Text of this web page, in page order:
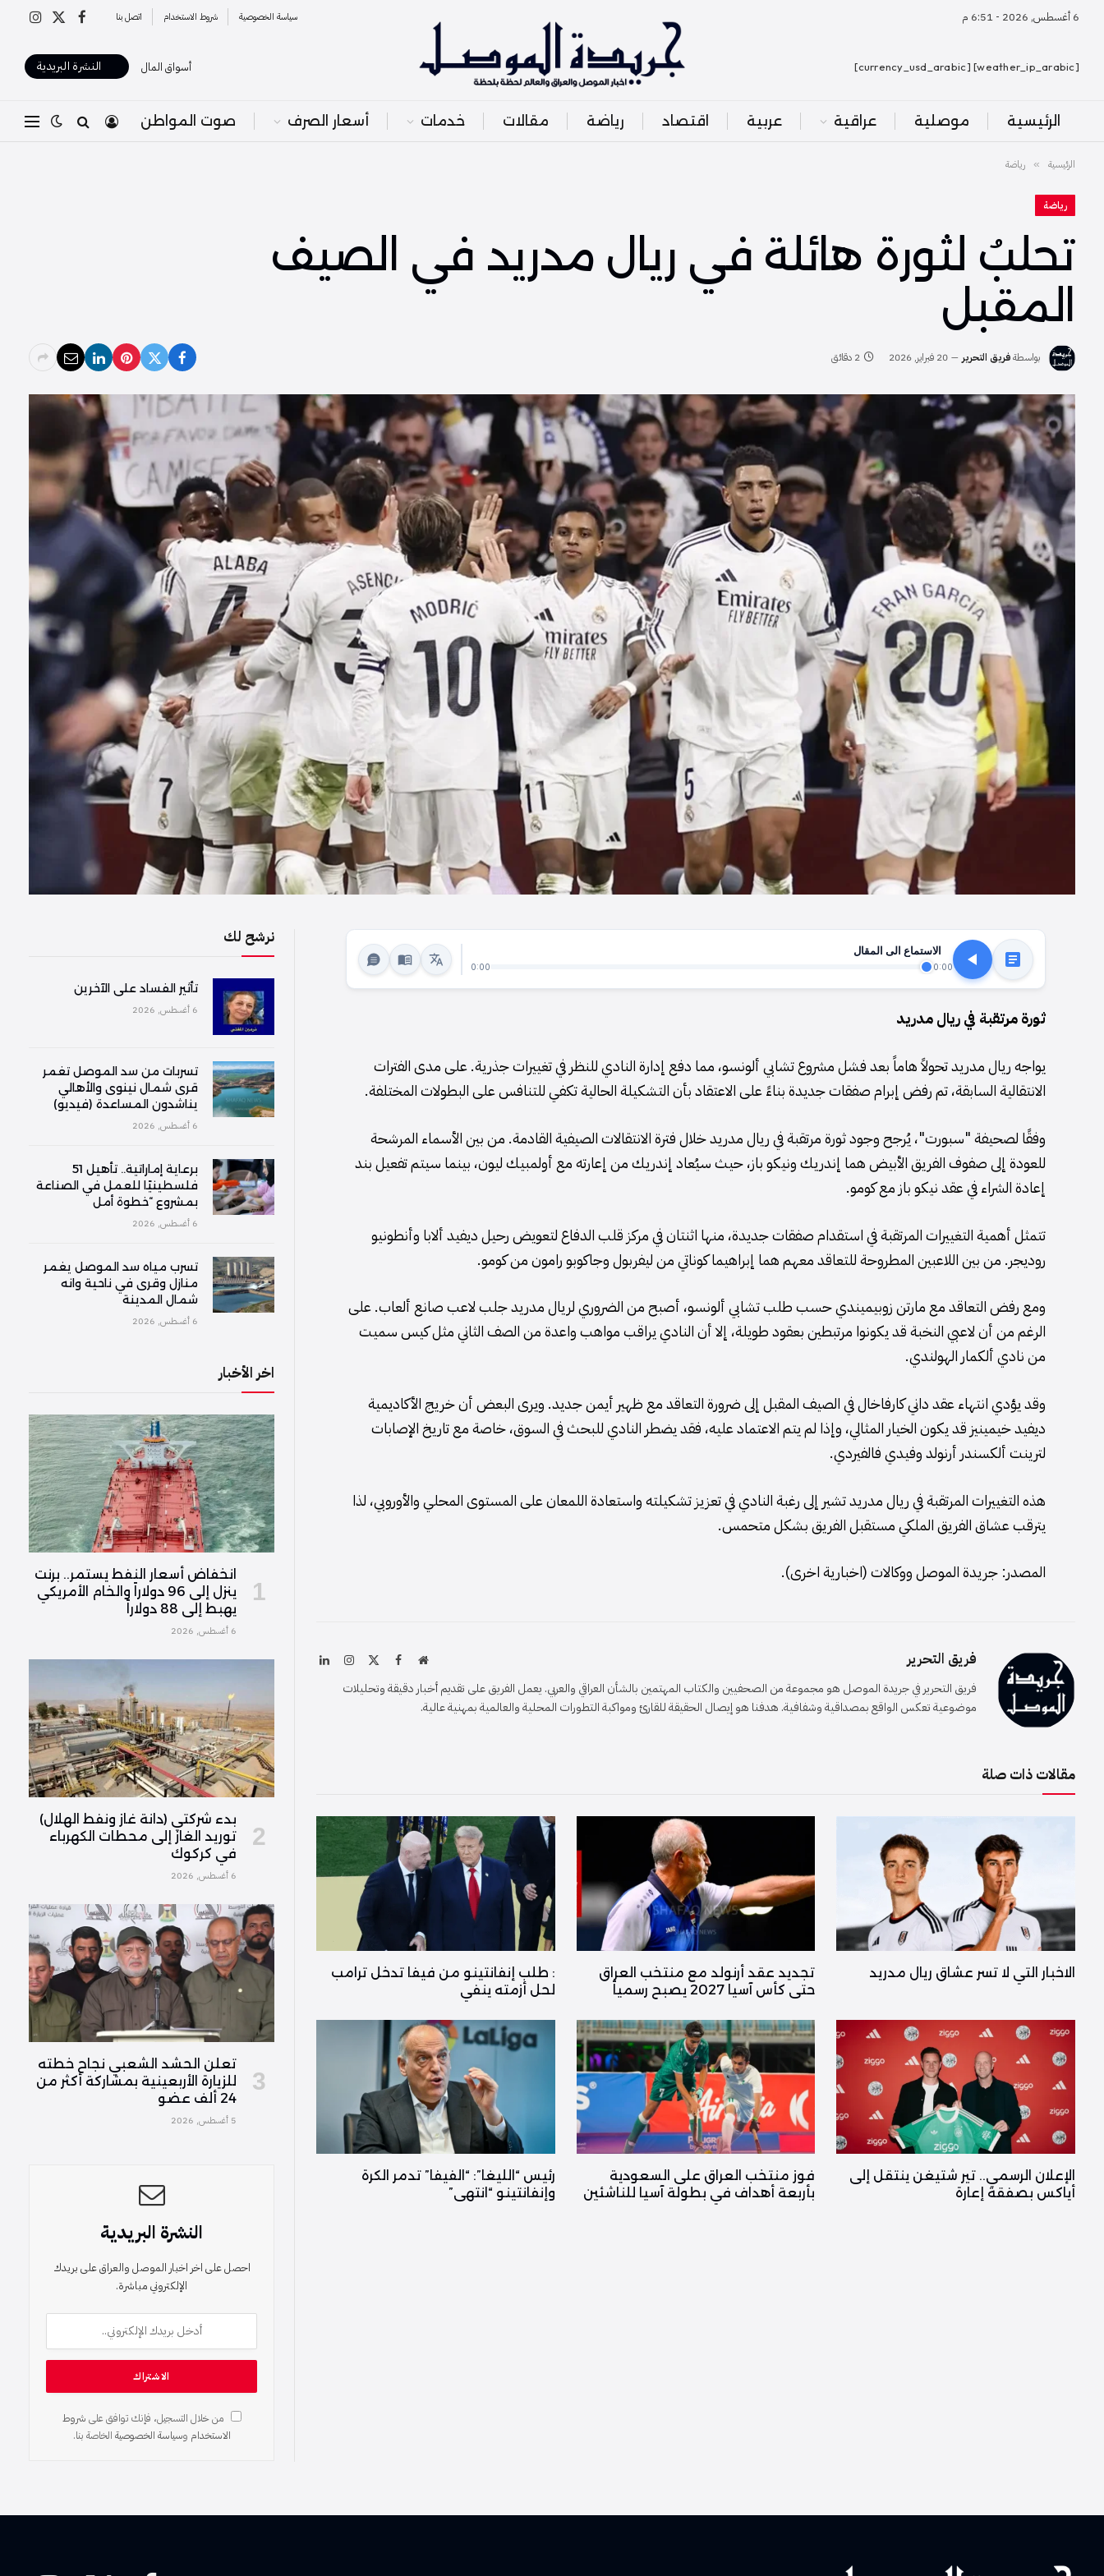
6 أغسطس, 2026 - 6:51 م سياسة الخصوصية شروط الاستخدام اتصل بنا فيسبوك
X
[weather_ip_arabic] [currency_usd_arabic] أسواق المال النشرة البريدية
الرئيسية موصلية عراقية عربية اقتصاد رياضة مقالات خدمات أسعار الصرف صوت المواطن
الرئيسية » رياضة
رياضة
تحلبُ لثورة هائلة في ريال مدريد في الصيف
المقبل
بواسطةفريق التحرير 20 فبراير, 2026 2 دقائق
الاستماع الى المقال
0:00
0:00
ثورة مرتقبة في ريال مدريد
يواجه ريال مدريد تحولاً هاماً بعد فشل مشروع تشابي ألونسو، مما دفع إدارة النادي للنظر في تغييرات جذرية. على مدى الفترات
الانتقالية السابقة، تم رفض إبرام صفقات جديدة بناءً على الاعتقاد بأن التشكيلة الحالية تكفي للتنافس على البطولات المختلفة.
وفقًا لصحيفة "سبورت"، يُرجح وجود ثورة مرتقبة في ريال مدريد خلال فترة الانتقالات الصيفية القادمة. من بين الأسماء المرشحة
للعودة إلى صفوف الفريق الأبيض هما إندريك ونيكو باز، حيث سيُعاد إندريك من إعارته مع أولمبيك ليون، بينما سيتم تفعيل بند
إعادة الشراء في عقد نيكو باز مع كومو.
تتمثل أهمية التغييرات المرتقبة في استقدام صفقات جديدة، منها اثنتان في مركز قلب الدفاع لتعويض رحيل ديفيد ألابا وأنطونيو
روديجر. من بين اللاعبين المطروحة للتعاقد معهم هما إبراهيما كوناتي من ليفربول وجاكوبو رامون من كومو.
ومع رفض التعاقد مع مارتن زوبيميندي حسب طلب تشابي ألونسو، أصبح من الضروري لريال مدريد جلب لاعب صانع ألعاب. على
الرغم من أن لاعبي النخبة قد يكونوا مرتبطين بعقود طويلة، إلا أن النادي يراقب مواهب واعدة من الصف الثاني مثل كيس سميت
من نادي ألكمار الهولندي.
وقد يؤدي انتهاء عقد داني كارفاخال في الصيف المقبل إلى ضرورة التعاقد مع ظهير أيمن جديد. ويرى البعض أن خريج الأكاديمية
ديفيد خيمينيز قد يكون الخيار المثالي، وإذا لم يتم الاعتماد عليه، فقد يضطر النادي للبحث في السوق، خاصة مع تاريخ الإصابات
لترينت ألكسندر أرنولد وفيدي فالفيردي.
هذه التغييرات المرتقبة في ريال مدريد تشير إلى رغبة النادي في تعزيز تشكيلته واستعادة اللمعان على المستوى المحلي والأوروبي، لذا
يترقب عشاق الفريق الملكي مستقبل الفريق بشكل متحمس.
المصدر: جريدة الموصل ووكالات (اخبارية اخرى).
فريق التحرير
موقعفيسبوك الانستغرام
لينكدإن
فريق التحرير في جريدة الموصل هو مجموعة من الصحفيين والكتاب المهتمين بالشأن العراقي والعربي. يعمل الفريق على تقديم أخبار دقيقة وتحليلات
موضوعية تعكس الواقع بمصداقية وشفافية. هدفنا هو إيصال الحقيقة للقارئ ومواكبة التطورات المحلية والعالمية بمهنية عالية.
مقالات ذات صلة
الاخبار التي لا تسر عشاق ريال مدريد
تجديد عقد أرنولد مع منتخب العراق
حتى كأس آسيا 2027 يصبح رسمياً
: طلب إنفانتينو من فيفا تدخل ترامب
لحل أزمته ينفي
الإعلان الرسمي.. تير شتيغن ينتقل إلى
أياكس بصفقة إعارة
فوز منتخب العراق على السعودية
بأربعة أهداف في بطولة آسيا للناشئين
رئيس “الليغا”: “الفيفا” تدمر الكرة
وإنفانتينو “انتهى”
نرشح لك
تأثير الفساد على الآخرين
6 أغسطس, 2026
تسربات من سد الموصل تغمر
قرى شمال نينوى والأهالي
يناشدون المساعدة (فيديو)
6 أغسطس, 2026
برعاية إماراتية.. تأهيل 51
فلسطينيًا للعمل في الصناعة
بمشروع “خطوة أمل
6 أغسطس, 2026
تسرب مياه سد الموصل يغمر
منازل وقرى في ناحية وانه
شمال المدينة
6 أغسطس, 2026
اخر الأخبار
انخفاض أسعار النفط يستمر.. برنت
ينزل إلى 96 دولاراً والخام الأمريكي
يهبط إلى 88 دولاراً
6 أغسطس, 2026
بدء شركتي (دانة غاز ونفط الهلال)
توريد الغاز إلى محطات الكهرباء
في كركوك
6 أغسطس, 2026
تعلن الحشد الشعبي نجاح خطته
للزيارة الأربعينية بمشاركة أكثر من
24 ألف عضو
5 أغسطس, 2026
النشرة البريدية
احصل على اخر اخبار الموصل والعراق على بريدك
الإلكتروني مباشرة.
من خلال التسجيل، فإنك توافق على شروط
الاستخدام وسياسة الخصوصية الخاصة بنا.